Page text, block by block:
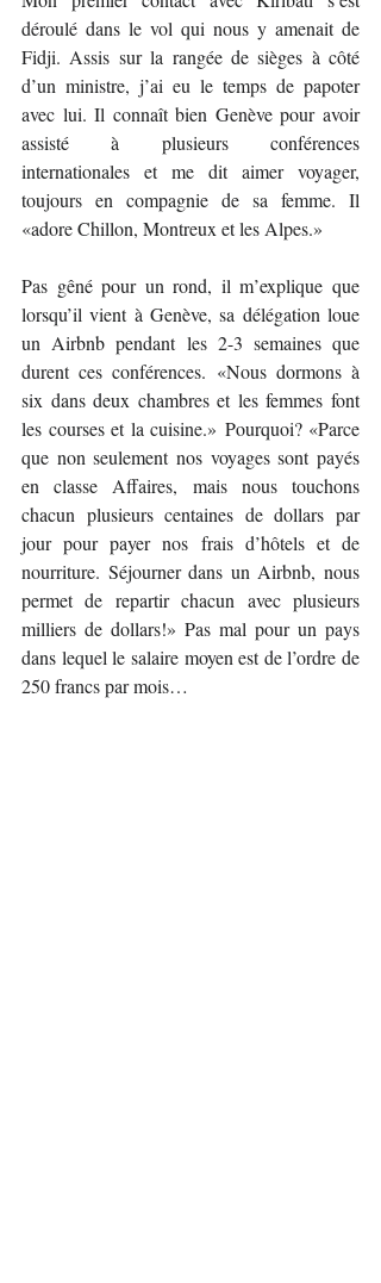
déroulé dans le vol qui nous y amenait de
Fidji. Assis sur la rangée de sièges à côté
d’un ministre, j’ai eu le temps de papoter
avec lui. Il connaît bien Genève pour avoir
assisté à plusieurs conférences
internationales et me dit aimer voyager,
toujours en compagnie de sa femme. Il
«adore Chillon, Montreux et les Alpes.»
Pas gêné pour un rond, il m’explique que
lorsqu’il vient à Genève, sa délégation loue
un Airbnb pendant les 2-3 semaines que
durent ces conférences. «Nous dormons à
six dans deux chambres et les femmes font
les courses et la cuisine.» Pourquoi? «Parce
que non seulement nos voyages sont payés
en classe Affaires, mais nous touchons
chacun plusieurs centaines de dollars par
jour pour payer nos frais d’hôtels et de
nourriture. Séjourner dans un Airbnb, nous
permet de repartir chacun avec plusieurs
milliers de dollars!» Pas mal pour un pays
dans lequel le salaire moyen est de l’ordre de
250 francs par mois…